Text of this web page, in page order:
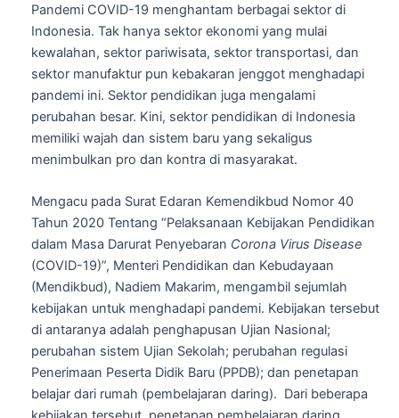
Pandemi COVID-19 menghantam berbagai sektor di
Indonesia. Tak hanya sektor ekonomi yang mulai
kewalahan, sektor pariwisata, sektor transportasi, dan
sektor manufaktur pun kebakaran jenggot menghadapi
pandemi ini. Sektor pendidikan juga mengalami
perubahan besar. Kini, sektor pendidikan di Indonesia
memiliki wajah dan sistem baru yang sekaligus
menimbulkan pro dan kontra di masyarakat.
Mengacu pada Surat Edaran Kemendikbud Nomor 40
Tahun 2020 Tentang “Pelaksanaan Kebijakan Pendidikan
dalam Masa Darurat Penyebaran Corona Virus Disease
(COVID-19)”, Menteri Pendidikan dan Kebudayaan
(Mendikbud), Nadiem Makarim, mengambil sejumlah
kebijakan untuk menghadapi pandemi. Kebijakan tersebut
di antaranya adalah penghapusan Ujian Nasional;
perubahan sistem Ujian Sekolah; perubahan regulasi
Penerimaan Peserta Didik Baru (PPDB); dan penetapan
belajar dari rumah (pembelajaran daring). Dari beberapa